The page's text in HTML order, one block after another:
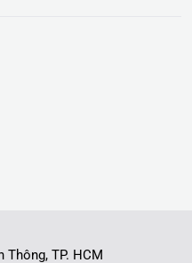
Thông, TP. HCM